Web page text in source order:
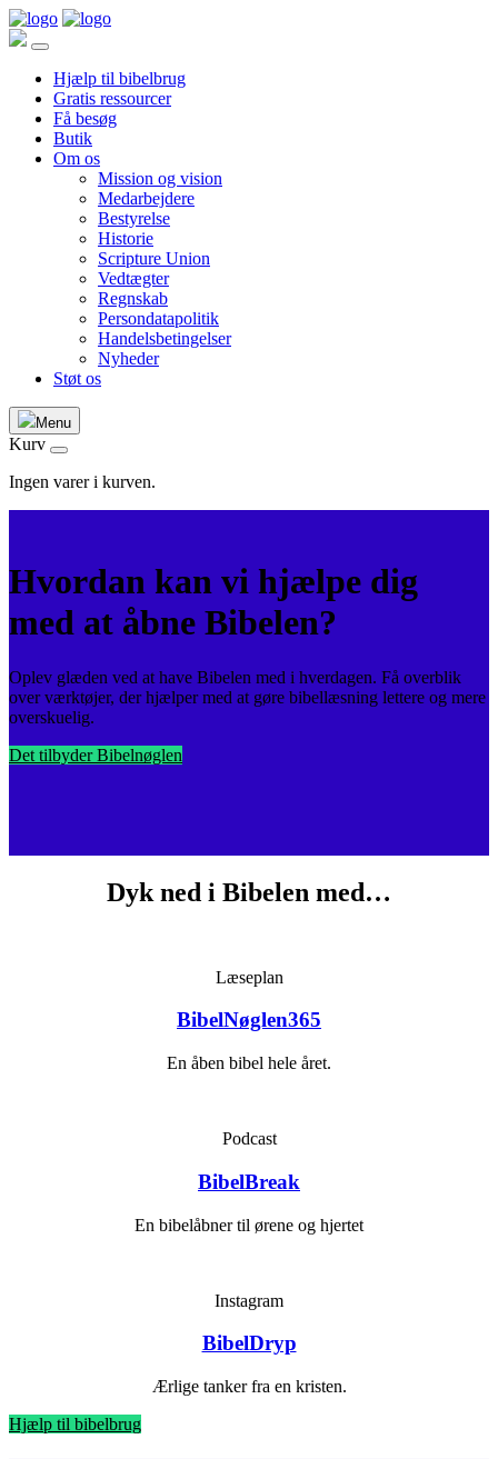
Hjælp til bibelbrug
Gratis ressourcer
Få besøg
Butik
Om os
Mission og vision
Medarbejdere
Bestyrelse
Historie
Scripture Union
Vedtægter
Regnskab
Persondatapolitik
Handelsbetingelser
Nyheder
Støt os
Menu
Kurv
Ingen varer i kurven.
Hvordan kan vi hjælpe dig
med at åbne Bibelen?
Oplev glæden ved at have Bibelen med i hverdagen. Få overblik
over værktøjer, der hjælper med at gøre bibellæsning lettere og mere
overskuelig.
Det tilbyder Bibelnøglen
Dyk ned i Bibelen med…
Læseplan
BibelNøglen365
En åben bibel hele året.
Podcast
BibelBreak
En bibelåbner til ørene og hjertet
Instagram
BibelDryp
Ærlige tanker fra en kristen.
Hjælp til bibelbrug